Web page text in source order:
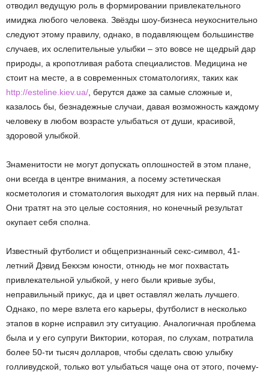
отводил ведущую роль в формировании привлекательного
имиджа любого человека. Звёзды шоу-бизнеса неукоснительно
следуют этому правилу, однако, в подавляющем большинстве
случаев, их ослепительные улыбки – это вовсе не щедрый дар
природы, а кропотливая работа специалистов. Медицина не
стоит на месте, а в современных стоматологиях, таких как
http://esteline.kiev.ua/ , берутся даже за самые сложные и,
казалось бы, безнадежные случаи, давая возможность каждому
человеку в любом возрасте улыбаться от души, красивой,
здоровой улыбкой.
Знаменитости не могут допускать оплошностей в этом плане,
они всегда в центре внимания, а посему эстетическая
косметология и стоматология выходят для них на первый план.
Они тратят на это целые состояния, но конечный результат
окупает себя сполна.
Известный футболист и общепризнанный секс-символ, 41-
летний Дэвид Бекхэм юности, отнюдь не мог похвастать
привлекательной улыбкой, у него были кривые зубы,
неправильный прикус, да и цвет оставлял желать лучшего.
Однако, по мере взлета его карьеры, футболист в несколько
этапов в корне исправил эту ситуацию. Аналогичная проблема
была и у его супруги Виктории, которая, по слухам, потратила
более 50-ти тысяч долларов, чтобы сделать свою улыбку
голливудской, только вот улыбаться чаще она от этого, почему-